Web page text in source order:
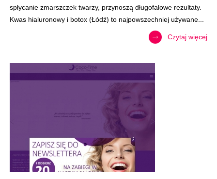
spłycanie zmarszczek twarzy, przynoszą długofalowe rezultaty.
Kwas hialuronowy i botox (Łódź) to najpowszechniej używane...
Czytaj więcej